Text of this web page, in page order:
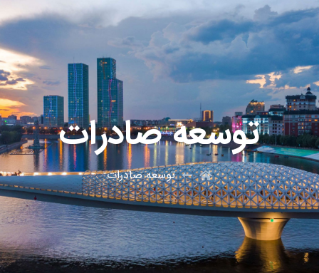
توسعه صادرات
توسعه صادرات